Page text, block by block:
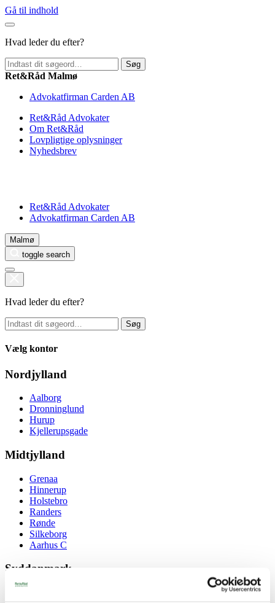
Gå til indhold
Hvad leder du efter?
Søg
Ret&Råd Malmø
Advokatfirman Carden AB
Ret&Råd Advokater
Om Ret&Råd
Lovpligtige oplysninger
Nyhedsbrev
Ret&Råd Advokater
Advokatfirman Carden AB
Malmø
toggle search
Hvad leder du efter?
Søg
Vælg kontor
Nordjylland
Aalborg
Dronninglund
Hurup
Kjellerupsgade
Midtjylland
Grenaa
Hinnerup
Holstebro
Randers
Rønde
Silkeborg
Aarhus C
Syddanmark